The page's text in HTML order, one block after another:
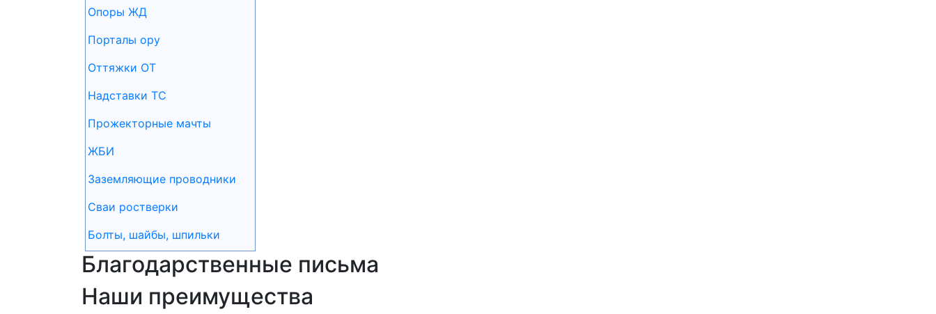
Опоры ЖД
Порталы ору
Оттяжки ОТ
Надставки ТС
Прожекторные мачты
ЖБИ
Заземляющие проводники
Сваи ростверки
Болты, шайбы, шпильки
Благодарственные письма
Наши преимущества